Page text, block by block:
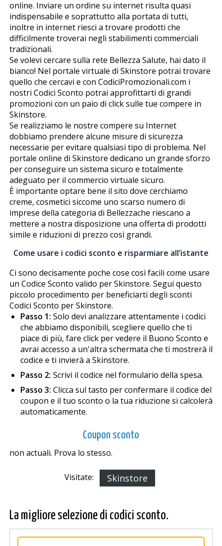
online. Inviare un ordine su internet risulta quasi
indispensabile e soprattutto alla portata di tutti,
inoltre in internet riesci a trovare prodotti che
difficilmente troverai negli stabilimenti commerciali
tradizionali.
Se volevi cercare sulla rete Bellezza Salute, hai dato il
bianco! Nel portale virtuale di Skinstore potrai trovare
quello che cercavi e con CodiciPromozionali.com i
nostri Codici Sconto potrai approfittarti di grandi
promozioni con un paio di click sulle tue compere in
Skinstore.
Se realizziamo le nostre compere su Internet
dobbiamo prendere alcune misure di sicurezza
necessarie per evitare qualsiasi tipo di problema. Nel
portale online di Skinstore dedicano un grande sforzo
per conseguire un sistema sicuro e totalmente
adeguato per il commercio virtuale sicuro.
È importante optare bene il sito dove cerchiamo
creme, cosmetici siccome uno scarso numero di
imprese della categoria di Bellezzache riescano a
mettere a nostra disposizione una offerta di prodotti
simile e riduzioni di prezzo così grandi.
Come usare i codici sconto e risparmiare all’istante
Ci sono decisamente poche cose così facili come usare
un Codice Sconto valido per Skinstore. Segui questo
piccolo procedimento per beneficiarti degli sconti
Codici Sconto per Skinstore.
Passo 1: Solo devi analizzare attentamente i codici
che abbiamo disponibili, scegliere quello che ti
piace di più, fare click per vedere il Buono Sconto e
avrai accesso a un'altra schermata che ti mostrerà il
codice e ti invierà a Skinstore.
Passo 2: Scrivi il codice nel formulario della spesa.
Passo 3: Clicca sul tasto per confermare il codice del
coupon e il tuo sconto o la tua riduzione si calcolerà
automaticamente.
Coupon sconto
non actuali. Prova lo stesso.
Visitate: Skinstore
La migliore selezione di codici sconto.